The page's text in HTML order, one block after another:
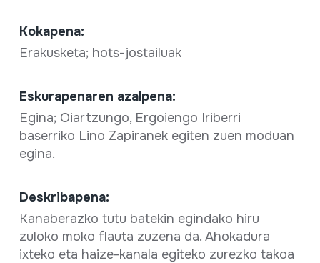
Kokapena:
Erakusketa; hots-jostailuak
Eskurapenaren azalpena:
Egina; Oiartzungo, Ergoiengo Iriberri
baserriko Lino Zapiranek egiten zuen moduan
egina.
Deskribapena:
Kanaberazko tutu batekin egindako hiru
zuloko moko flauta zuzena da. Ahokadura
ixteko eta haize-kanala egiteko zurezko takoa